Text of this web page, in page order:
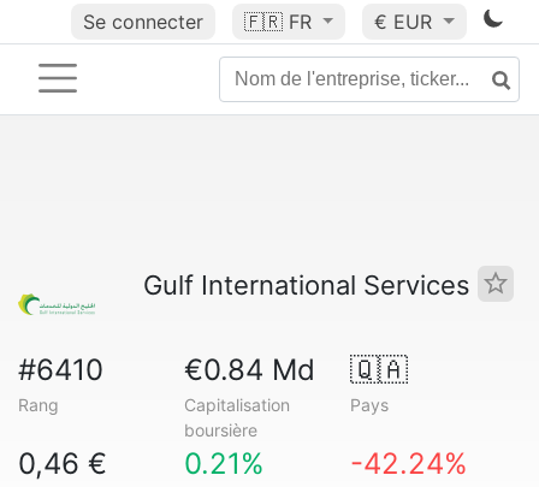
Se connecter 🇫🇷 FR € EUR
Gulf International Services
#6410
Rang
€0.84 Md
Capitalisation
boursière
🇶🇦
Pays
0,46 € 0.21% -42.24%